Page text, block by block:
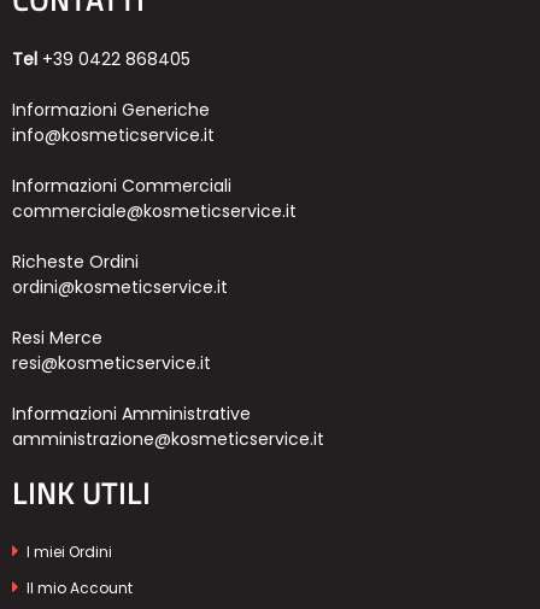
Tel +39 0422 868405
Informazioni Generiche
info@kosmeticservice.it
Informazioni Commerciali
commerciale@kosmeticservice.it
Richeste Ordini
ordini@kosmeticservice.it
Resi Merce
resi@kosmeticservice.it
Informazioni Amministrative
amministrazione@kosmeticservice.it
LINK UTILI
I miei Ordini
Il mio Account